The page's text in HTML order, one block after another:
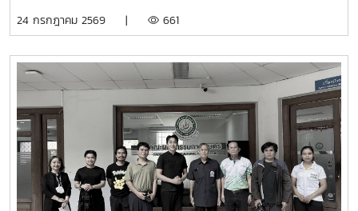
จะนำไปสู่การยกระดับคุณภาพการศึกษาและการบริหารจัดการ
งานขององค์กรมหาวิทยาลัยแม่โจ้ ประจำปีงบประมาณ 2569
รีสอร์ท จังหวัดเชียงใหม่การอบรมครั้งนี้ได้รับเกียรติจาก ดร.อวิ
รุทธ์ ฉัตรมาลาทอง ศูนย์บริหารความเสี่ยง จุฬาลงกรณ์
มหาวิทยาลัย เป็นวิทยากรถ่ายทอดองค์ความรู้ แนวคิด และแนว
ปฏิบัติด้านการบริหารความเสี่ยง เพื่อเสริมสร้างความเข้าใจในกา
รบูรณาการการบริหารความเสี่ยงเข้ากับกลยุทธ์และผลการปฏิบัติ
งานขององค์กร อันจะนำไปสู่การพัฒนาการบริหารจัดการของ
มหาวิทยาลัยให้มีประสิทธิภาพ โปร่งใส และพร้อมรับการ
เปลี่ยนแปลงในทุกมิติ
24 กรกฎาคม 2569 | 661